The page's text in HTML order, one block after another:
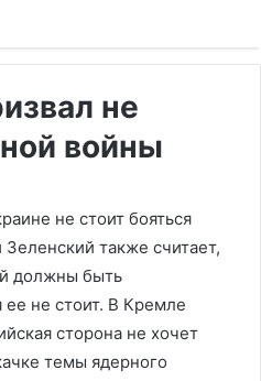
не
войны
не стоит бояться
Зеленский также считает,
должны быть
ее не стоит. В Кремле
сторона не хочет
темы ядерного